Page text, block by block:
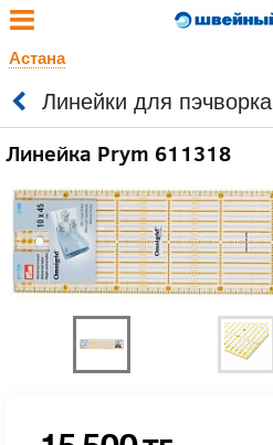
Астана
Линейки для пэчворка
Линейка Prym 611318